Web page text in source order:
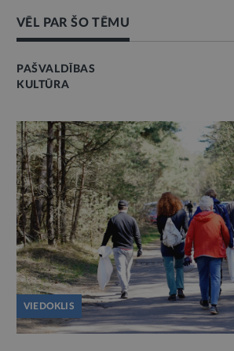
VĒL PAR ŠO TĒMU
PAŠVALDĪBAS
KULTŪRA
VIEDOKLIS